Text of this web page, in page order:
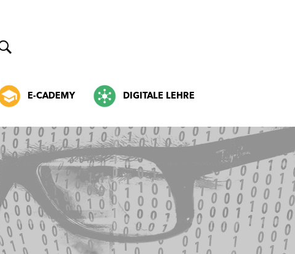
E-CADEMY DIGITALE LEHRE